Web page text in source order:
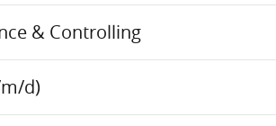
& Controlling
d)